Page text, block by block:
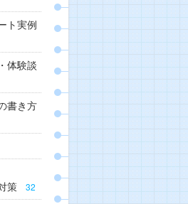
ト実例
体験談
書き方
策
32